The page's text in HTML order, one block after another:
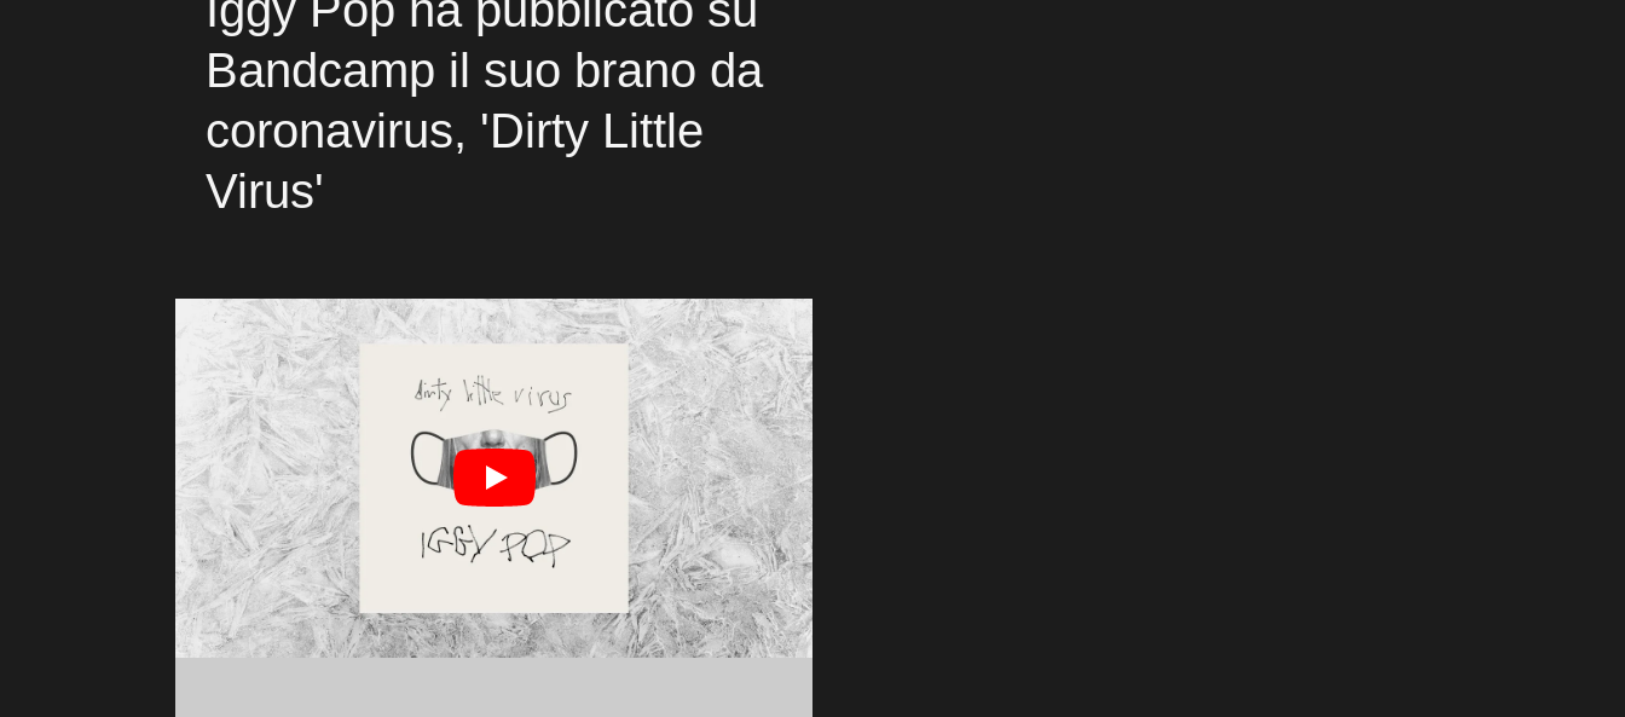
Bandcamp il suo brano da
coronavirus, 'Dirty Little
Virus'